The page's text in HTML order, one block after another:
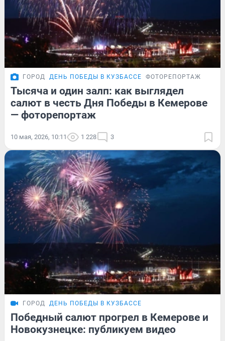
ГОРОД ДЕНЬ ПОБЕДЫ В КУЗБАССЕ ФОТОРЕПОРТАЖ
Тысяча и один залп: как выглядел
салют в честь Дня Победы в Кемерове
— фоторепортаж
10 мая, 2026, 10:11 1 228 3
ГОРОД ДЕНЬ ПОБЕДЫ В КУЗБАССЕ
Победный салют прогрел в Кемерове и
Новокузнецке: публикуем видео